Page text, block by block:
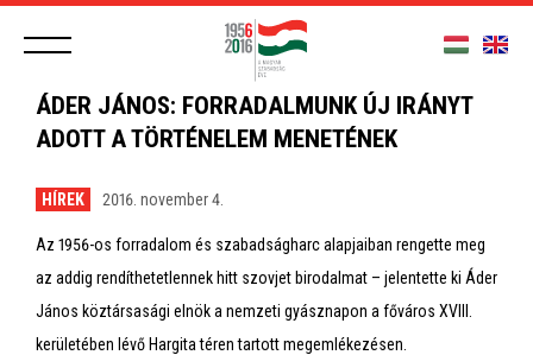
ÁDER JÁNOS: FORRADALMUNK ÚJ IRÁNYT
ADOTT A TÖRTÉNELEM MENETÉNEK
HÍREK 2016. november 4.
Az 1956-os forradalom és szabadságharc alapjaiban rengette meg
az addig rendíthetetlennek hitt szovjet birodalmat – jelentette ki Áder
János köztársasági elnök a nemzeti gyásznapon a főváros XVIII.
kerületében lévő Hargita téren tartott megemlékezésen.